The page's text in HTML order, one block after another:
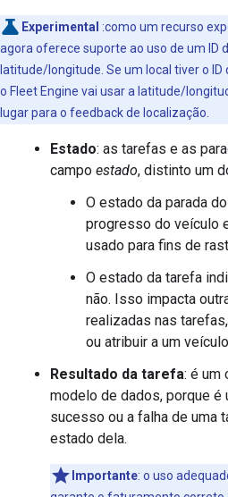
Experimental :como um recurso
agora oferece suporte ao uso de um ID
latitude/longitude. Se um local tiver o
o Fleet Engine vai usar a latitude/
lugar para o feedback de localização.
Estado: as tarefas e as
campo estado, distinto um
O estado da parada
progresso do veículo
usado para fins de
O estado da tarefa
não. Isso impacta
realizadas nas
ou atribuir a um
Resultado da tarefa: é um
modelo de dados, porque é
sucesso ou a falha de uma
estado dela.
Importante: o uso